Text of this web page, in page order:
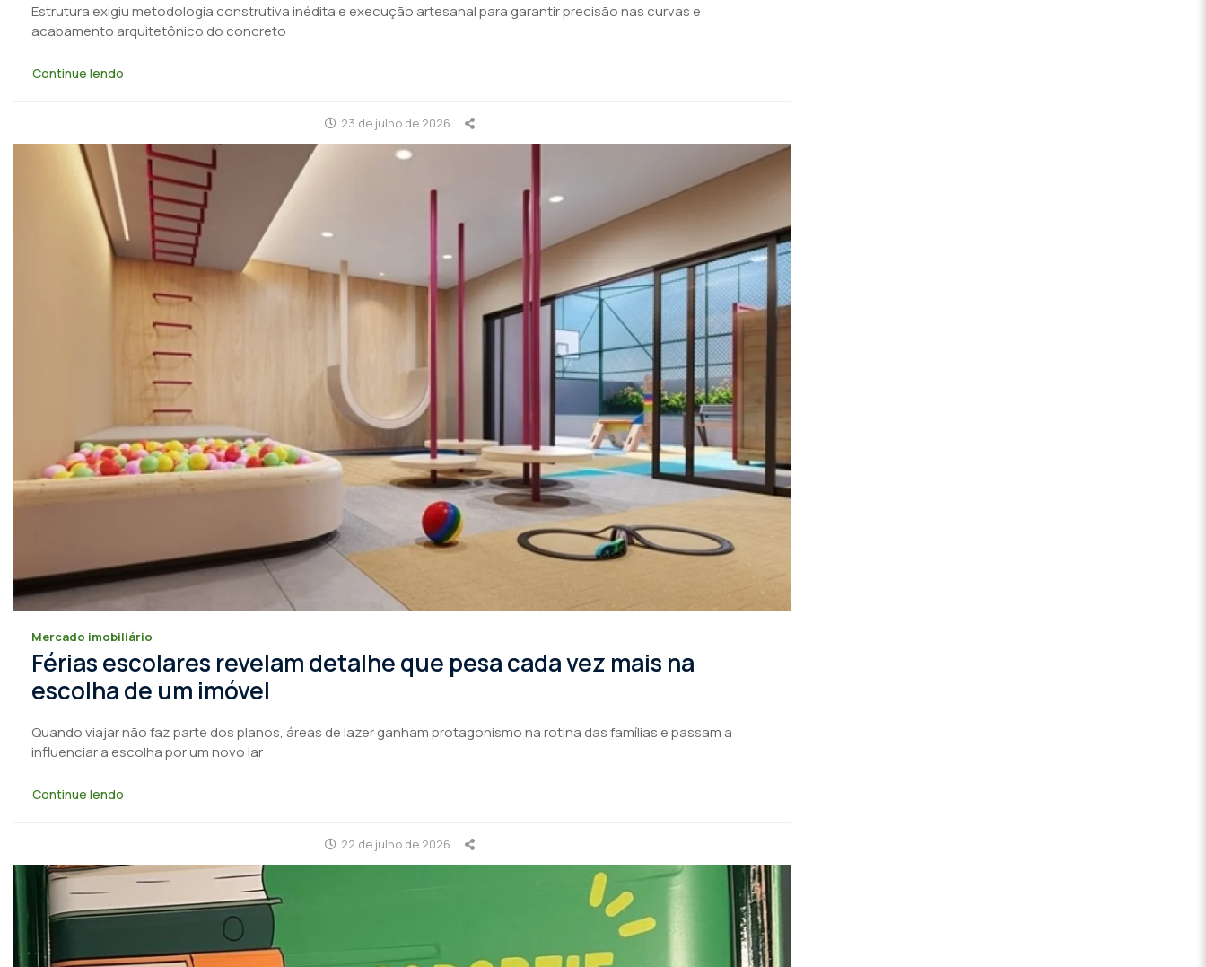
Estrutura exigiu metodologia construtiva inédita e execução artesanal para garantir precisão nas curvas e
acabamento arquitetônico do concreto
Continue lendo
23 de julho de 2026
Mercado imobiliário
Férias escolares revelam detalhe que pesa cada vez mais na
escolha de um imóvel
Quando viajar não faz parte dos planos, áreas de lazer ganham protagonismo na rotina das famílias e passam a
influenciar a escolha por um novo lar
Continue lendo
22 de julho de 2026